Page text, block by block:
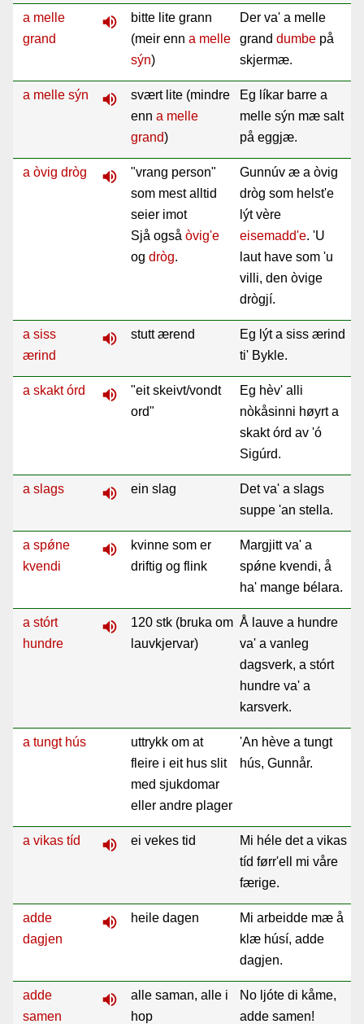
a melle
grand
volume_up
bitte lite grann
(meir enn a melle
sýn)
Der va' a melle
grand dumbe på
skjermæ.
a melle sýn volume_up
svært lite (mindre
enn a melle
grand)
Eg líkar barre a
melle sýn mæ salt
på eggjæ.
a òvig dròg volume_up
"vrang person"
som mest alltid
seier imot
Sjå også òvig'e
og dròg.
Gunnúv æ a òvig
dròg som helst'e
lýt vère
eisemadd'e. 'U
laut have som 'u
villi, den òvige
drògjí.
a siss
ærind
volume_up stutt ærend
Eg lýt a siss ærind
ti' Bykle.
a skakt órd volume_up
"eit skeivt/vondt
ord"
Eg hèv' alli
nòkåsinni høyrt a
skakt órd av 'ó
Sigúrd.
a slags volume_up ein slag
Det va' a slags
suppe 'an stella.
a spǿne
kvendi
volume_up
kvinne som er
driftig og flink
Margjitt va' a
spǿne kvendi, å
ha' mange bélara.
a stórt
hundre
volume_up
120 stk (bruka om
lauvkjervar)
Å lauve a hundre
va' a vanleg
dagsverk, a stórt
hundre va' a
karsverk.
a tungt hús
uttrykk om at
fleire i eit hus slit
med sjukdomar
eller andre plager
'An hève a tungt
hús, Gunnår.
a vikas tíd volume_up ei vekes tid
Mi héle det a vikas
tíd førr'ell mi våre
færige.
adde
dagjen
volume_up heile dagen
Mi arbeidde mæ å
klæ húsí, adde
dagjen.
adde
samen
volume_up
alle saman, alle i
hop
No ljóte di kåme,
adde samen!